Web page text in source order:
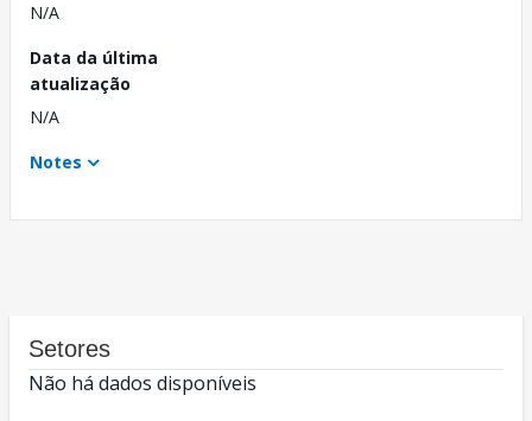
N/A
Data da última
atualização
N/A
Notes
Setores
Não há dados disponíveis